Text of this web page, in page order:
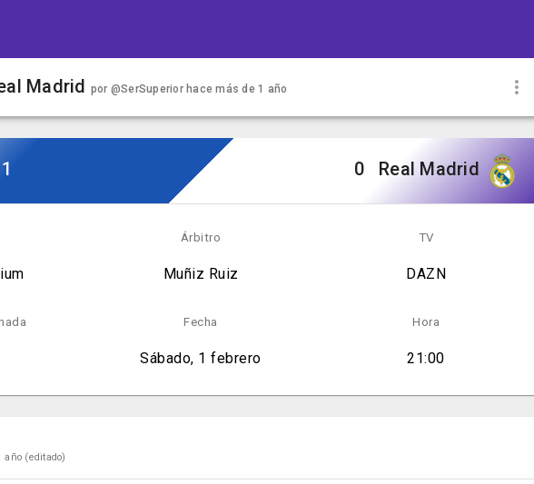
Madrid por @SerSuperiorhace más de 1 año
1 0 Real Madrid
Árbitro
Muñiz Ruiz
TV
DAZN
Fecha
Sábado, 1 febrero
Hora
21:00
año (editado)